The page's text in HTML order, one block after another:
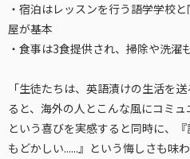
・宿泊はレッスンを行う語学学校
屋が基本
・食事は3食提供され、掃除や洗濯
「生徒たちは、英語漬けの生活を
ると、海外の人とこんな風にコミュ
という喜びを実感すると同時に、『
もどかしい......』という悔しさも味